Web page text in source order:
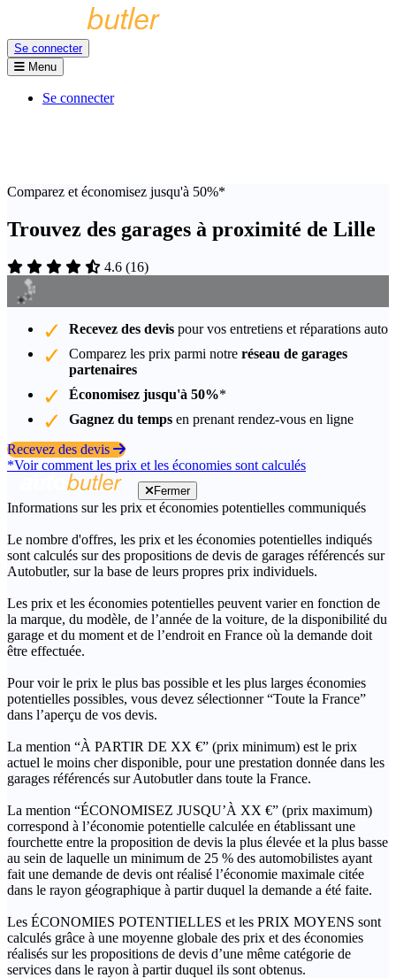
Se connecter
Menu
Se connecter
Comparez et économisez jusqu'à 50%*
Trouvez des garages à proximité de Lille
4.6 (16)
Recevez des devis pour vos entretiens et réparations auto
Comparez les prix parmi notre réseau de garages
partenaires
Économisez jusqu'à 50%*
Gagnez du temps en prenant rendez-vous en ligne
Recevez des devis
*Voir comment les prix et les économies sont calculés
Fermer
Informations sur les prix et économies potentielles communiqués
Le nombre d'offres, les prix et les économies potentielles indiqués
sont calculés sur des propositions de devis de garages référencés sur
Autobutler, sur la base de leurs propres prix individuels.
Les prix et les économies potentielles peuvent varier en fonction de
la marque, du modèle, de l’année de la voiture, de la disponibilité du
garage et du moment et de l’endroit en France où la demande doit
être effectuée.
Pour voir le prix le plus bas possible et les plus larges économies
potentielles possibles, vous devez sélectionner “Toute la France”
dans l’aperçu de vos devis.
La mention “À PARTIR DE XX €” (prix minimum) est le prix
actuel le moins cher disponible, pour une prestation donnée dans les
garages référencés sur Autobutler dans toute la France.
La mention “ÉCONOMISEZ JUSQU’À XX €” (prix maximum)
correspond à l’économie potentielle calculée en établissant une
fourchette entre la proposition de devis la plus élevée et la plus basse
au sein de laquelle un minimum de 25 % des automobilistes ayant
fait une demande de devis ont réalisé l’économie maximale citée
dans le rayon géographique à partir duquel la demande a été faite.
Les ÉCONOMIES POTENTIELLES et les PRIX MOYENS sont
calculés grâce à une moyenne globale des prix et des économies
réalisés sur les propositions de devis d’une même catégorie de
services dans le rayon à partir duquel ils sont obtenus.